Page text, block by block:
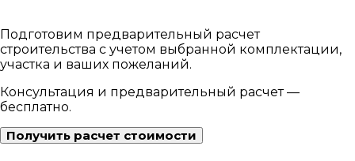
Подготовим предварительный расчет
строительства с учетом выбранной комплектации,
участка и ваших пожеланий.
Консультация и предварительный расчет —
бесплатно.
Получить расчет стоимости